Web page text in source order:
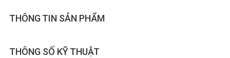
THÔNG TIN SẢN PHẨM
THÔNG SỐ KỸ THUẬT